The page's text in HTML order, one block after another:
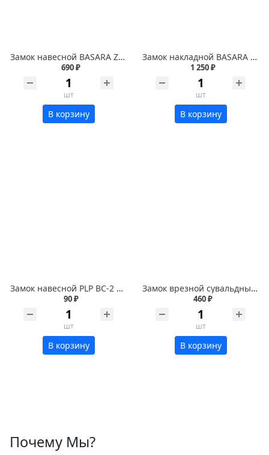
Замок навесной BASARA ZN2-3-90 МР порошковый
690 ₽
шт
В корзину
Замок накладной BASARA 3H-40 MWP
1 250 ₽
шт
В корзину
Замок навесной PLP BC-2 серый тяжелый 38мм
90 ₽
шт
В корзину
Замок врезной сувальдный ключ VETTORE 3B 8-4 СР хром 3 ключа 20587
460 ₽
шт
В корзину
Почему Мы?